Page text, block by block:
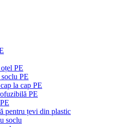
PE
PE
la cap PE
PE
pentru țevi din plastic
soclu